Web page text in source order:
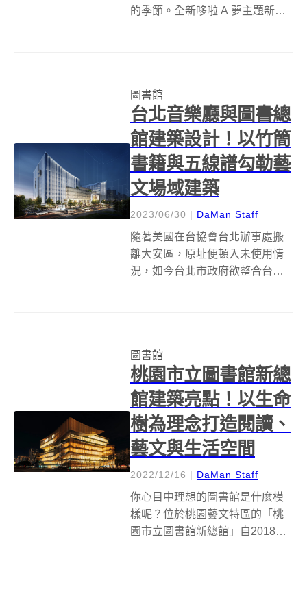
的季節。全新哆啦 A 夢主題新書
品，到結合學習與娛樂的各類讀
物，適合...
圖書館
台北音樂廳與圖書總
館建築設計！以竹簡
書籍與五線譜勾勒藝
文場域建築
2023/06/30 | DaMan Staff
隨著美國在台協會台北辦事處搬
離大安區，原址便頓入未使用情
況，如今台北市政府欲整合台北
持的大元聯合建築師事務所、建
築聲學大師徐亞英...
圖書館
桃園市立圖書館新總
館建築亮點！以生命
樹為理念打造閱讀、
藝文與生活空間
2022/12/16 | DaMan Staff
你心目中理想的圖書館是什麼模
樣呢？位於桃園藝文特區的「桃
園市立圖書館新總館」自2018年